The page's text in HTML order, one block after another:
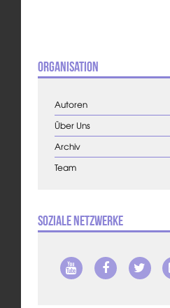
Organisation
Autoren
Über Uns
Archiv
Team
Soziale Netzwerke